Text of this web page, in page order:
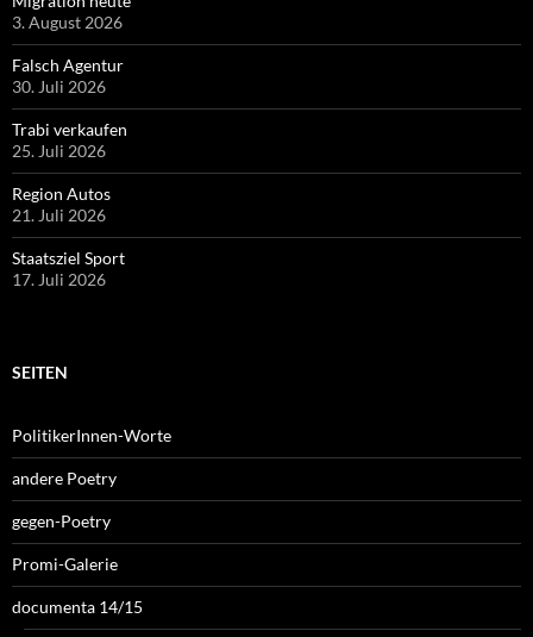
3. August 2026
Falsch Agentur
30. Juli 2026
Trabi verkaufen
25. Juli 2026
Region Autos
21. Juli 2026
Staatsziel Sport
17. Juli 2026
SEITEN
PolitikerInnen-Worte
andere Poetry
gegen-Poetry
Promi-Galerie
documenta 14/15